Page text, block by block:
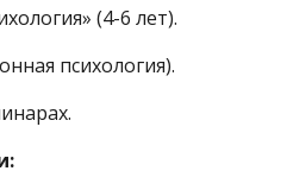
(4-6 лет).
психология).